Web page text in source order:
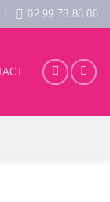
02 99 78 88 06